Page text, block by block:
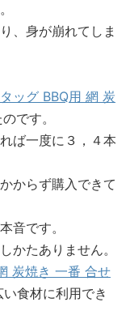
、身が崩れてしま
ッグ BBQ用 網 炭
です。
ば一度に３，４本
からず購入できて
音です。
かたありません。
炭焼き 一番 合せ
食材に利用でき